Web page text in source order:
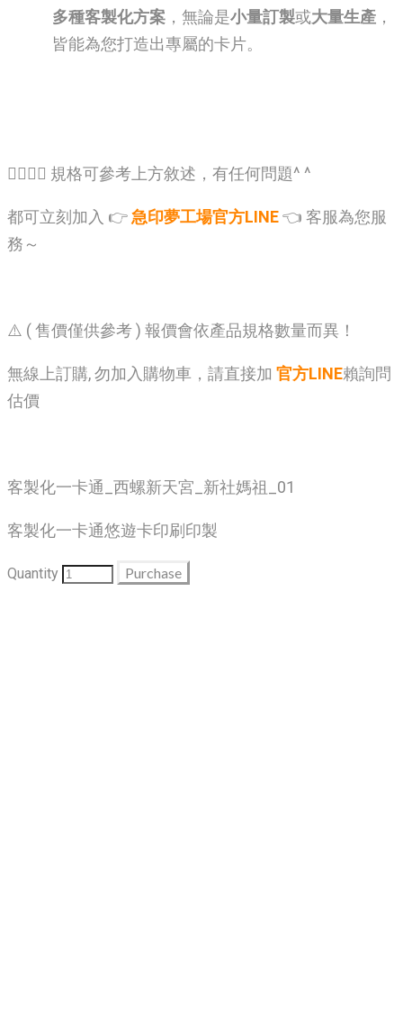
多種客製化方案 ，無論是小量訂製或大量生產 ，
皆能為您打造出專屬的卡片。
🙋‍♂️🙋‍♂️ 規格可參考上方敘述，有任何問題^ ^
都可立刻加入 👉急印夢工場官方LINE👈 客服為您服
務～
⚠️ ( 售價僅供參考 ) 報價會依產品規格數量而異！
無線上訂購, 勿加入購物車，請直接加 官方LINE賴詢問
估價
客製化一卡通_西螺新天宮_新社媽祖_01
客製化一卡通悠遊卡印刷印製
Quantity Purchase